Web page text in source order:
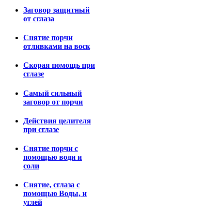
Заговор защитный
от сглаза
Снятие порчи
отливками на воск
Скорая помощь при
сглазе
Самый сильный
заговор от порчи
Действия целителя
при сглазе
Снятие порчи с
помощью води и
соли
Снятие, сглаза с
помощью Воды, и
углей